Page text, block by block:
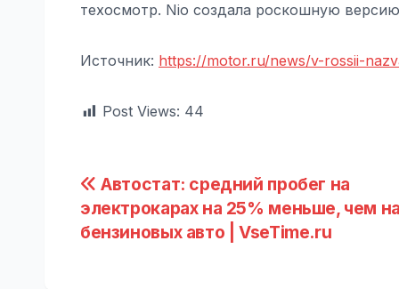
техосмотр. Nio создала роскошную
Источник: https://motor.ru/news/v-rossii-
Post Views: 44
Навигация
по
Автостат: средний пробег на
электрокарах на 25% меньше, чем на
бензиновых авто | VseTime.ru